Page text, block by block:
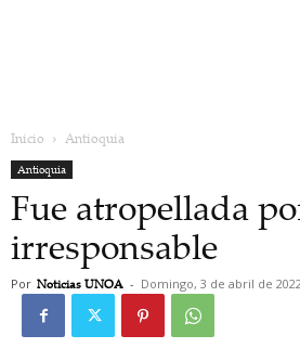
Inicio Antioquia
Antioquia
Fue atropellada
irresponsable
Por Noticias UNOA - Domingo, 3 de abril de